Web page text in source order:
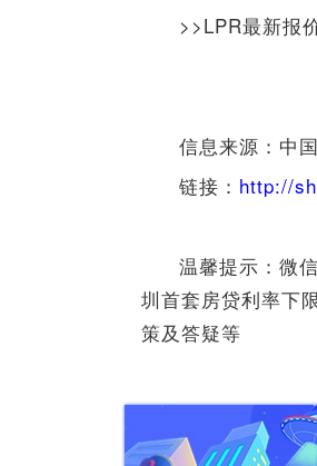
>>LPR最新报
信息来源：中
链接： http://
温馨提示：微
圳首套房贷利率下
策及答疑等